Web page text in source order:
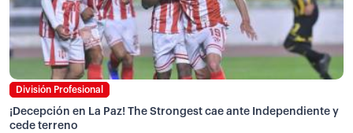
División Profesional
¡Decepción en La Paz! The Strongest cae ante Independiente y
cede terreno